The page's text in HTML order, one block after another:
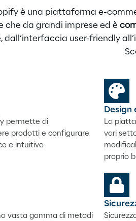
è una piattaforma e-
che da grandi imprese ed è
dall’interfaccia user-friendly
permette di
prodotti e configurare
e intuitiva
Design
La
vari
proprio
vasta gamma di metodi